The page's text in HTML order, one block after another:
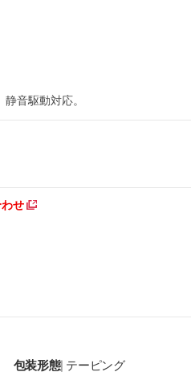
音駆動対応。
せ
包装形態| テーピング